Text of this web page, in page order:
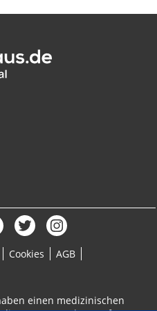
Cookies
AGB
einen medizinischen
Statistiken
der
zur Auswahl